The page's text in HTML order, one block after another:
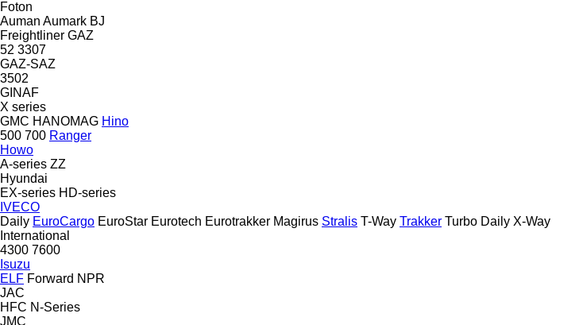
Foton
Auman Aumark BJ
Freightliner GAZ
52 3307
GAZ-SAZ
3502
GINAF
X series
GMC HANOMAG Hino
500 700 Ranger
Howo
A-series ZZ
Hyundai
EX-series HD-series
IVECO
Daily EuroCargo EuroStar Eurotech Eurotrakker Magirus Stralis T-Way Trakker Turbo Daily X-Way
International
4300 7600
Isuzu
ELF Forward NPR
JAC
HFC N-Series
JMC